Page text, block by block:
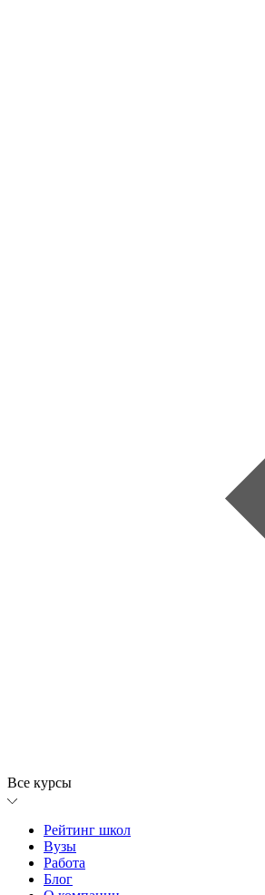
Все курсы
Рейтинг школ
Вузы
Работа
Блог